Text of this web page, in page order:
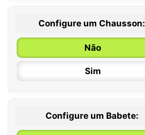
0 / 6 meses
6 / 12 meses
12 / 18 meses
Configure um Chausson:
Não
Sim
Configure um Babete: